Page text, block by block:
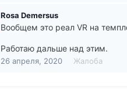
Rosa Demersus
Вообщем это реал VR на
Работаю дальше над этим.
26 апреля, 2020 Жалоба